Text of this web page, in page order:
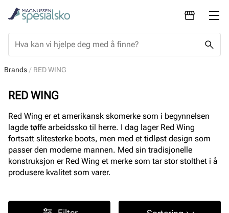
Brands RED WING
RED WING
Red Wing er et amerikansk skomerke som i begynnelsen
lagde tøffe arbeidssko til herre. I dag lager Red Wing
fortsatt slitesterke boots, men med et tidløst design som
passer den moderne mannen. Med sin tradisjonelle
konstruksjon er Red Wing et merke som tar stor stolthet i å
produsere kvalitet som varer.